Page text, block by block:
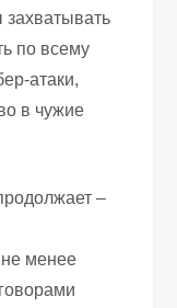
по всему
атаки,
в чужие
–
не менее